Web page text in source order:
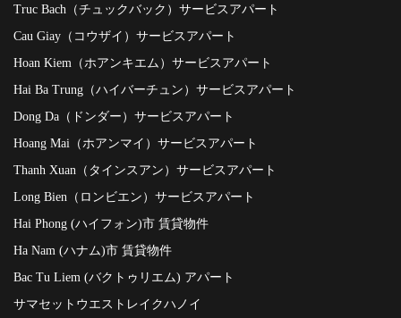
Truc Bach（チュックバック）サービスアパート
Cau Giay（コウザイ）サービスアパート
Hoan Kiem（ホアンキエム）サービスアパート
Hai Ba Trung（ハイバーチュン）サービスアパート
Dong Da（ドンダー）サービスアパート
Hoang Mai（ホアンマイ）サービスアパート
Thanh Xuan（タインスアン）サービスアパート
Long Bien（ロンビエン）サービスアパート
Hai Phong (ハイフォン)市 賃貸物件
Ha Nam (ハナム)市 賃貸物件
Bac Tu Liem (バクトゥリエム) アパート
サマセットウエストレイクハノイ